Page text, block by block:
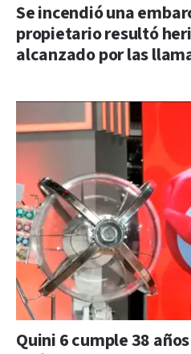
Se incendió una
propietario resultó
alcanzado por las
Quini 6 cumple 38